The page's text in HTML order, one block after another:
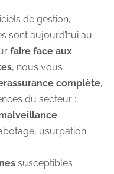
de gestion,
sont aujourd’hui au
faire face aux
, nous vous
complète,
du secteur :
usurpation
susceptibles